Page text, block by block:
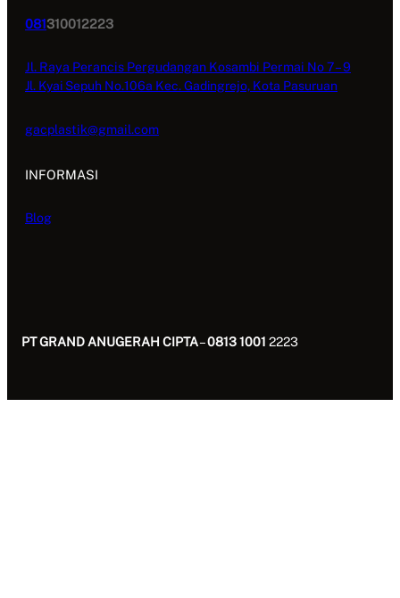
081310012223
Jl. Raya Perancis Pergudangan Kosambi Permai No 7 – 9
Jl. Kyai Sepuh No.106a Kec. Gadingrejo, Kota Pasuruan
gacplastik@gmail.com
INFORMASI
Blog
PT GRAND ANUGERAH CIPTA–0813 1001 2223